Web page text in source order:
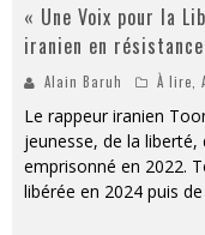
« Une Voix pour la
iranien en
Alain Baruh À lire
Le rappeur iranien
jeunesse, de la
emprisonné en 2022.
libérée en 2024 puis